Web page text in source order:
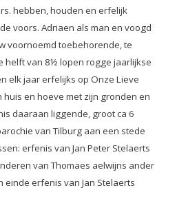
hebben, houden en erfelijk
voors. Adriaen als man en voogd
voornoemd toebehorende, te
helft van 8½ lopen rogge jaarlijkse
elk jaar erfelijks op Onze Lieve
huis en hoeve met zijn gronden en
daaraan liggende, groot ca 6
van Tilburg aan een stede
erfenis van Jan Peter Stelaerts
van Thomaes aelwijns ander
einde erfenis van Jan Stelaerts